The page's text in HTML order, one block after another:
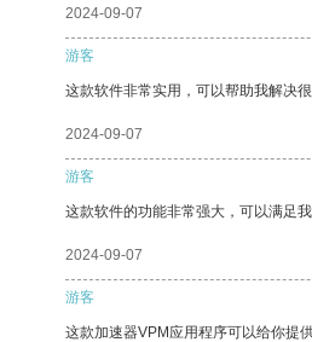
2024-09-07
游客
这款软件非常实用，可以帮助我解决
2024-09-07
游客
这款软件的功能非常强大，可以满足我
2024-09-07
游客
这款加速器VPM应用程序可以给你提